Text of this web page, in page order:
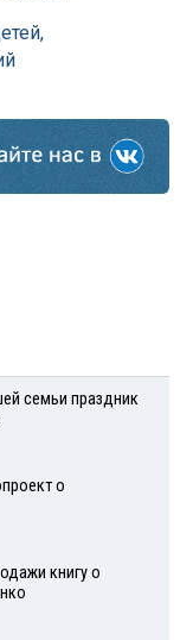
семьи праздник
о
книгу о